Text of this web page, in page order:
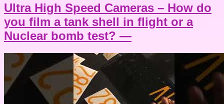
Ultra High Speed Cameras – How do
you film a tank shell in flight or a
Nuclear bomb test? —